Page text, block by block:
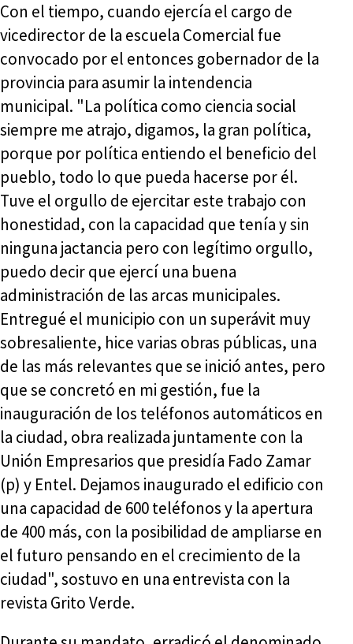
Con el tiempo, cuando ejercía el cargo de
vicedirector de la escuela Comercial fue
convocado por el entonces gobernador de la
provincia para asumir la intendencia
municipal. "La política como ciencia social
siempre me atrajo, digamos, la gran política,
porque por política entiendo el beneficio del
pueblo, todo lo que pueda hacerse por él.
Tuve el orgullo de ejercitar este trabajo con
honestidad, con la capacidad que tenía y sin
ninguna jactancia pero con legítimo orgullo,
puedo decir que ejercí una buena
administración de las arcas municipales.
Entregué el municipio con un superávit muy
sobresaliente, hice varias obras públicas, una
de las más relevantes que se inició antes, pero
que se concretó en mi gestión, fue la
inauguración de los teléfonos automáticos en
la ciudad, obra realizada juntamente con la
Unión Empresarios que presidía Fado Zamar
(p) y Entel. Dejamos inaugurado el edificio con
una capacidad de 600 teléfonos y la apertura
de 400 más, con la posibilidad de ampliarse en
el futuro pensando en el crecimiento de la
ciudad", sostuvo en una entrevista con la
revista Grito Verde.